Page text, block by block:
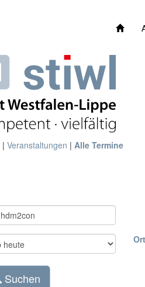
| Veranstaltungen | Alle Termine
Suchen